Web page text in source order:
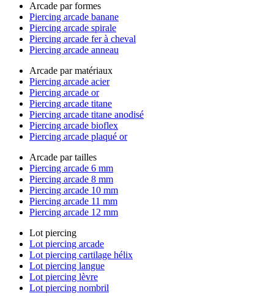
Arcade par formes
Piercing arcade banane
Piercing arcade spirale
Piercing arcade fer à cheval
Piercing arcade anneau
Arcade par matériaux
Piercing arcade acier
Piercing arcade or
Piercing arcade titane
Piercing arcade titane anodisé
Piercing arcade bioflex
Piercing arcade plaqué or
Arcade par tailles
Piercing arcade 6 mm
Piercing arcade 8 mm
Piercing arcade 10 mm
Piercing arcade 11 mm
Piercing arcade 12 mm
Lot piercing
Lot piercing arcade
Lot piercing cartilage hélix
Lot piercing langue
Lot piercing lèvre
Lot piercing nombril